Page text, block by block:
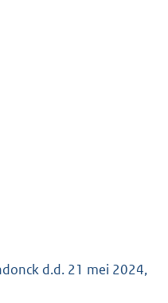
d.d. 21 mei 2024,